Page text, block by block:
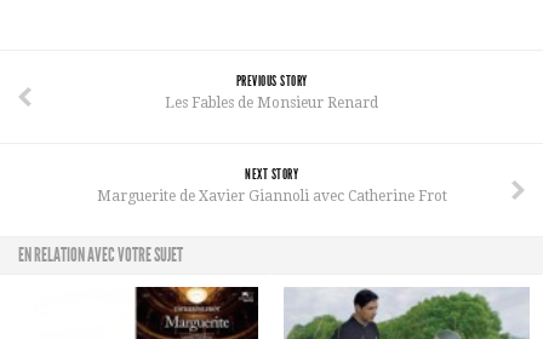
PREVIOUS STORY
Les Fables de Monsieur Renard
NEXT STORY
Marguerite de Xavier Giannoli avec Catherine Frot
EN RELATION AVEC VOTRE SUJET